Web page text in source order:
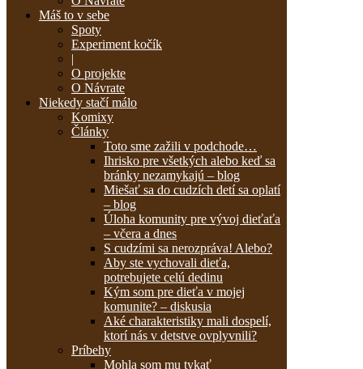
Máš to v sebe
Spoty
Experiment kočík
|
O projekte
O Návrate
Niekedy stačí málo
Komixy
Články
Toto sme zažili v podchode…
Ihrisko pre všetkých alebo keď sa
bránky nezamykajú – blog
Miešať sa do cudzích detí sa oplatí
– blog
Úloha komunity pre vývoj dieťaťa
– včera a dnes
S cudzími sa nerozpráva! Alebo?
Aby ste vychovali dieťa,
potrebujete celú dedinu
Kým som pre dieťa v mojej
komunite? – diskusia
Aké charakteristiky mali dospelí,
ktorí nás v detstve ovplyvnili?
Príbehy
Mohla som mu tykať